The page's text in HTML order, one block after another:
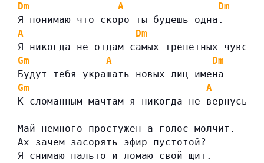
Dm
A
Dm
Я понимаю что скоро ты будешь одна.
A
Dm
Я никогда не отдам самых трепетных
Gm
A
Dm
Будут тебя украшать новых лиц имена
Gm
A
К сломанным мачтам я никогда не вернусь.
Май немного простужен а голос молчит.
Ах зачем засорять эфир пустотой?
Я снимаю пальто и ломаю свой щит.